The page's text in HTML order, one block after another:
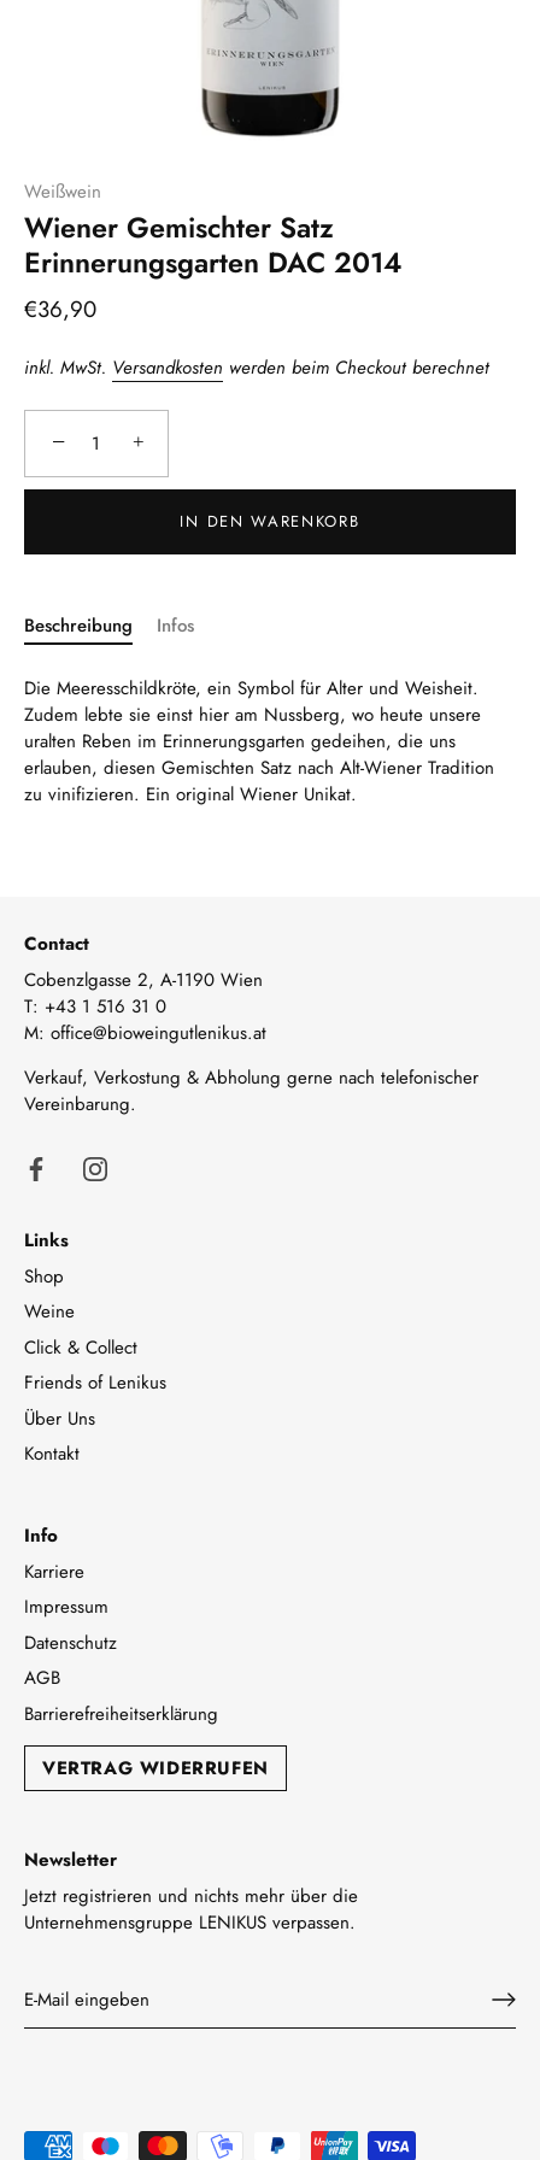
Weißwein
Wiener Gemischter Satz
Erinnerungsgarten DAC 2014
€36,90
inkl. MwSt. Versandkosten werden beim Checkout berechnet
− +
IN DEN WARENKORB
Beschreibung Infos
Die Meeresschildkröte, ein Symbol für Alter und Weisheit.
Zudem lebte sie einst hier am Nussberg, wo heute unsere
uralten Reben im Erinnerungsgarten gedeihen, die uns
erlauben, diesen Gemischten Satz nach Alt-Wiener Tradition
zu vinifizieren. Ein original Wiener Unikat.
Contact
Cobenzlgasse 2, A-1190 Wien
T: +43 1 516 31 0
M: office@bioweingutlenikus.at
Verkauf, Verkostung & Abholung gerne nach telefonischer
Vereinbarung.
Links
Shop
Weine
Click & Collect
Friends of Lenikus
Über Uns
Kontakt
Info
Karriere
Impressum
Datenschutz
AGB
Barrierefreiheitserklärung
VERTRAG WIDERRUFEN
Newsletter
Jetzt registrieren und nichts mehr über die
Unternehmensgruppe LENIKUS verpassen.